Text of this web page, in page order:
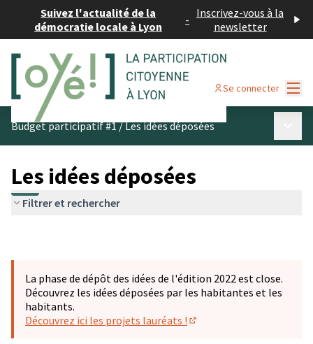
Suivez l'actualité de la
démocratie locale à Lyon
- Inscrivez-vous à la
newsletter
Se connecter
Budget participatif #1/Les idées déposées
Les idées déposées
Filtrer et rechercher
La phase de dépôt des idées de l'édition 2022 est close.
Découvrez les idées déposées par les habitantes et les
habitants.
Découvrez ici les projets lauréats !